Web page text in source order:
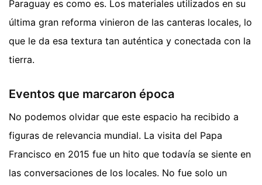
Paraguay es como es. Los materiales utilizados en su
última gran reforma vinieron de las canteras locales, lo
que le da esa textura tan auténtica y conectada con la
tierra.
Eventos que marcaron época
No podemos olvidar que este espacio ha recibido a
figuras de relevancia mundial. La visita del Papa
Francisco en 2015 fue un hito que todavía se siente en
las conversaciones de los locales. No fue solo un